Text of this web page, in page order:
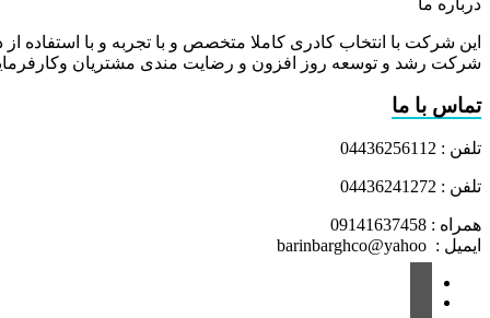
درباره ما
این شرکت با انتخاب کادری کاملا متخصص و با تجربه و با استفاده
شرکت رشد و توسعه روز افزون و رضایت مندی مشتریان
تماس با ما
تلفن : 04436256112
تلفن : 04436241272
همراه : 09141637458
ایمیل : barinbarghco@yahoo